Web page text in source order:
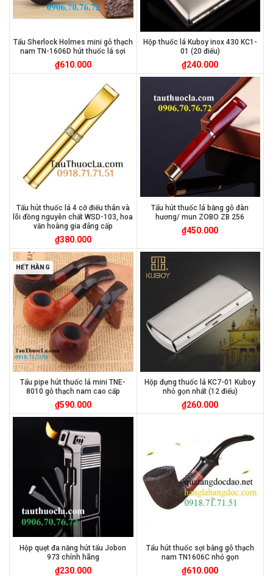
Tẩu Sherlock Holmes mini gỗ thạch
nam TN-1606D hút thuốc lá sợi
₫610.000
Hộp thuốc lá Kuboy inox 430 KC1-
01 (20 điếu)
₫240.000
Tẩu hút thuốc lá 4 cỡ điếu thân và
lõi đồng nguyên chất WSD-103, hoa
văn hoàng gia đẳng cấp
₫380.000
Tẩu hút thuốc lá bằng gỗ đàn
hương/ mun ZOBO ZB 256
₫450.000
HẾT HÀNG
Tẩu pipe hút thuốc lá mini TNE-
8010 gỗ thạch nam cao cấp
₫590.000
Hộp đựng thuốc lá KC7-01 Kuboy
nhỏ gọn nhất (12 điếu)
₫260.000
Hộp quẹt đa năng hút tẩu Jobon
973 chính hãng
₫230.000
Tẩu hút thuốc sợi bằng gỗ thạch
nam TN1606C nhỏ gọn
₫610.000